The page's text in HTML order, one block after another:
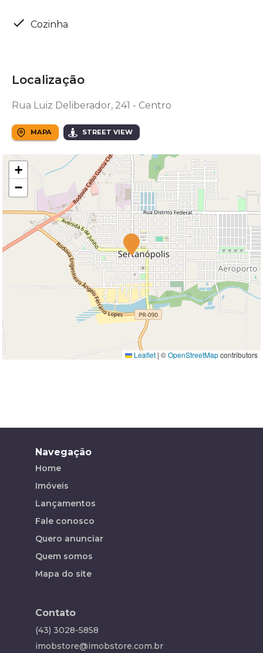
Cozinha
Localização
Rua Luiz Deliberador, 241 - Centro
MAPA STREET VIEW
+
−
Leaflet | ©OpenStreetMapcontributors
Navegação
Home
Imóveis
Lançamentos
Fale conosco
Quero anunciar
Quem somos
Mapa do site
Contato
(43) 3028-5858
imobstore@imobstore.com.br